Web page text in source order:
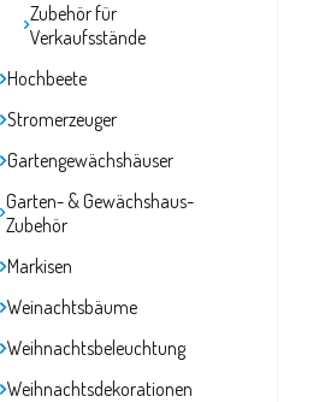
Zubehör für
Verkaufsstände
Hochbeete
Stromerzeuger
Gartengewächshäuser
Garten- & Gewächshaus-
Zubehör
Markisen
Weinachtsbäume
Weihnachtsbeleuchtung
Weihnachtsdekorationen